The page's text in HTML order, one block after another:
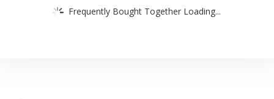
Frequently Bought Together Loading...